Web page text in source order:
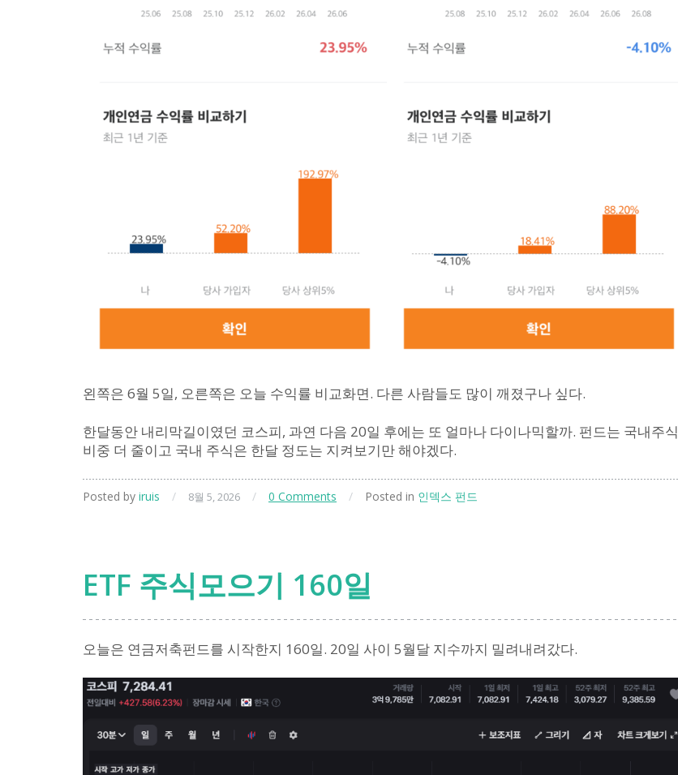
왼쪽은 6월 5일, 오른쪽은 오늘 수익률 비교화면. 다른 사람들도 많이 깨졌구나 싶다.
한달동안 내리막길이였던 코스피, 과연 다음 20일 후에는 또 얼마나 다이나믹할까. 펀드는 국내주식
비중 더 줄이고 국내 주식은 한달 정도는 지켜보기만 해야겠다.
Posted by iruis / 8월 5, 2026 / 0 Comments / Posted in 인덱스 펀드
ETF 주식모으기 160일
오늘은 연금저축펀드를 시작한지 160일. 20일 사이 5월달 지수까지 밀려내려갔다.